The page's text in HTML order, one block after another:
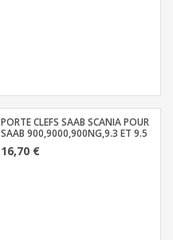
PORTE CLEFS SAAB SCANIA POUR
SAAB 900,9000,900NG,9.3 ET 9.5
16,70 €